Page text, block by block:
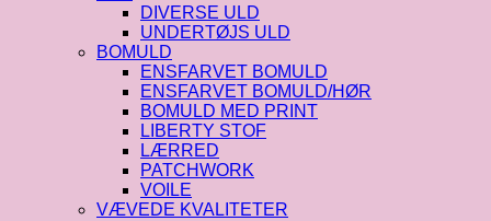
DIVERSE ULD
UNDERTØJS ULD
BOMULD
ENSFARVET BOMULD
ENSFARVET BOMULD/HØR
BOMULD MED PRINT
LIBERTY STOF
LÆRRED
PATCHWORK
VOILE
VÆVEDE KVALITETER